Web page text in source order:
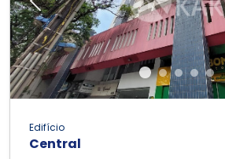
Previous
Edifício
Central